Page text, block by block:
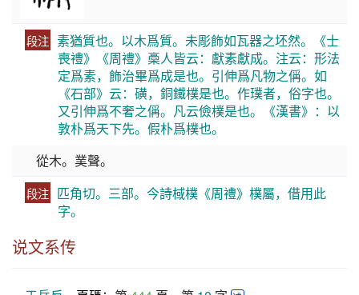
段注 素猶質也。以木爲質。未彫飾如瓦器之坯然。《士
喪禮》《周禮》槀人皆云：獻素獻成。注云：形法
定爲素，飾治畢爲成是也。引伸爲凡物之偁。如
《石部》云：磺，銅鐵樸是也。作璞者，俗字也。
又引伸爲不奢之偁。凡云儉樸是也。《漢書》：以
敦朴爲天下先。假朴爲樸也。
從木。菐聲。
段注 匹角切。三部。今詩棫樸《周禮》樸屬，借用此
字。
说文系传